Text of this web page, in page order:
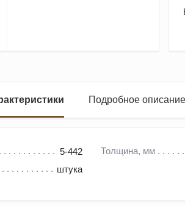
Подробное описание
5-442 Толщина, мм
штука